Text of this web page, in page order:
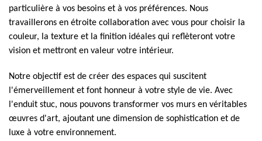
particulière à vos besoins et à vos préférences. Nous
travaillerons en étroite collaboration avec vous pour choisir la
couleur, la texture et la finition idéales qui reflèteront votre
vision et mettront en valeur votre intérieur.
Notre objectif est de créer des espaces qui suscitent
l'émerveillement et font honneur à votre style de vie. Avec
l'enduit stuc, nous pouvons transformer vos murs en véritables
œuvres d'art, ajoutant une dimension de sophistication et de
luxe à votre environnement.